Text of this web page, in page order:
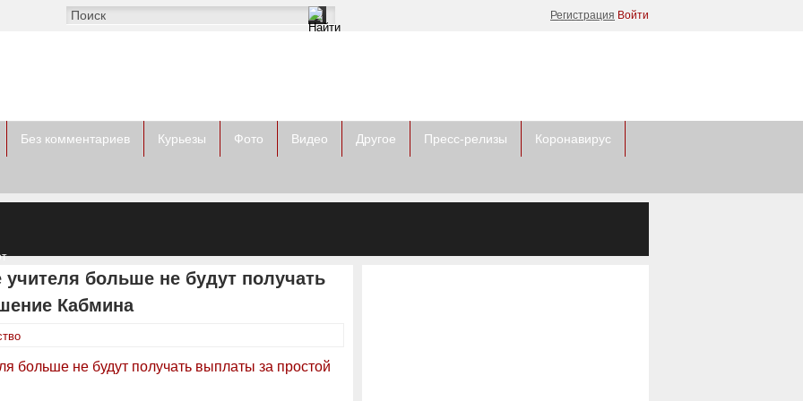
Регистрация Войти
Без комментариев Курьезы Фото Видео Другое Пресс-релизы Коронавирус
больше не будут получать
Кабмина